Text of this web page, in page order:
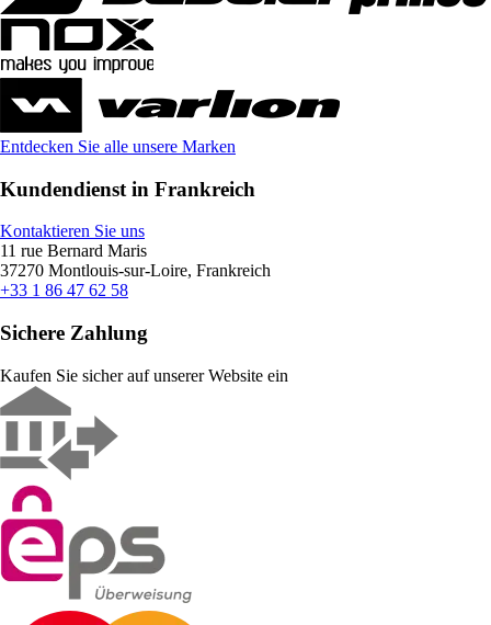
Entdecken Sie alle unsere Marken
Kundendienst in Frankreich
Kontaktieren Sie uns
11 rue Bernard Maris
37270 Montlouis-sur-Loire, Frankreich
+33 1 86 47 62 58
Sichere Zahlung
Kaufen Sie sicher auf unserer Website ein